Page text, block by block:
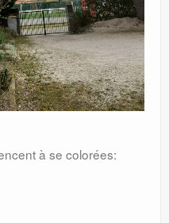
à se colorées: